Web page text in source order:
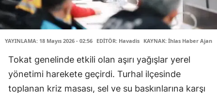
YAYINLAMA: 18 Mayıs 2026 - 02:56 EDİTÖR: Havadis KAYNAK: İhlas Haber Ajansı
Tokat genelinde etkili olan aşırı yağışlar yerel
yönetimi harekete geçirdi. Turhal ilçesinde
toplanan kriz masası, sel ve su baskınlarına karşı